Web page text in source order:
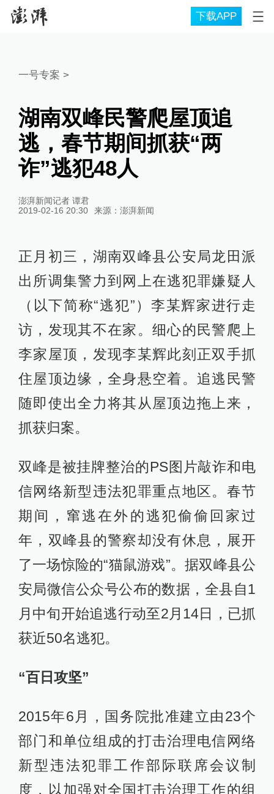
下载APP
一号专案 >
湖南双峰民警爬屋顶追
逃，春节期间抓获“两
诈”逃犯48人
澎湃新闻记者 谭君
2019-02-16 20:30
来源： 澎湃新闻
正月初三，湖南双峰县公安局龙田派
出所调集警力到网上在逃犯罪嫌疑人
（以下简称“逃犯”）李某辉家进行走
访，发现其不在家。细心的民警爬上
李家屋顶，发现李某辉此刻正双手抓
住屋顶边缘，全身悬空着。追逃民警
随即使出全力将其从屋顶边拖上来，
抓获归案。
双峰是被挂牌整治的PS图片敲诈和电
信网络新型违法犯罪重点地区。春节
期间，窜逃在外的逃犯偷偷回家过
年，双峰县的警察却没有休息，展开
了一场惊险的“猫鼠游戏”。据双峰县公
安局微信公众号公布的数据，全县自1
月中旬开始追逃行动至2月14日，已抓
获近50名逃犯。
“百日攻坚”
2015年6月，国务院批准建立由23个
部门和单位组成的打击治理电信网络
新型违法犯罪工作部际联席会议制
度，以加强对全国打击治理工作的组